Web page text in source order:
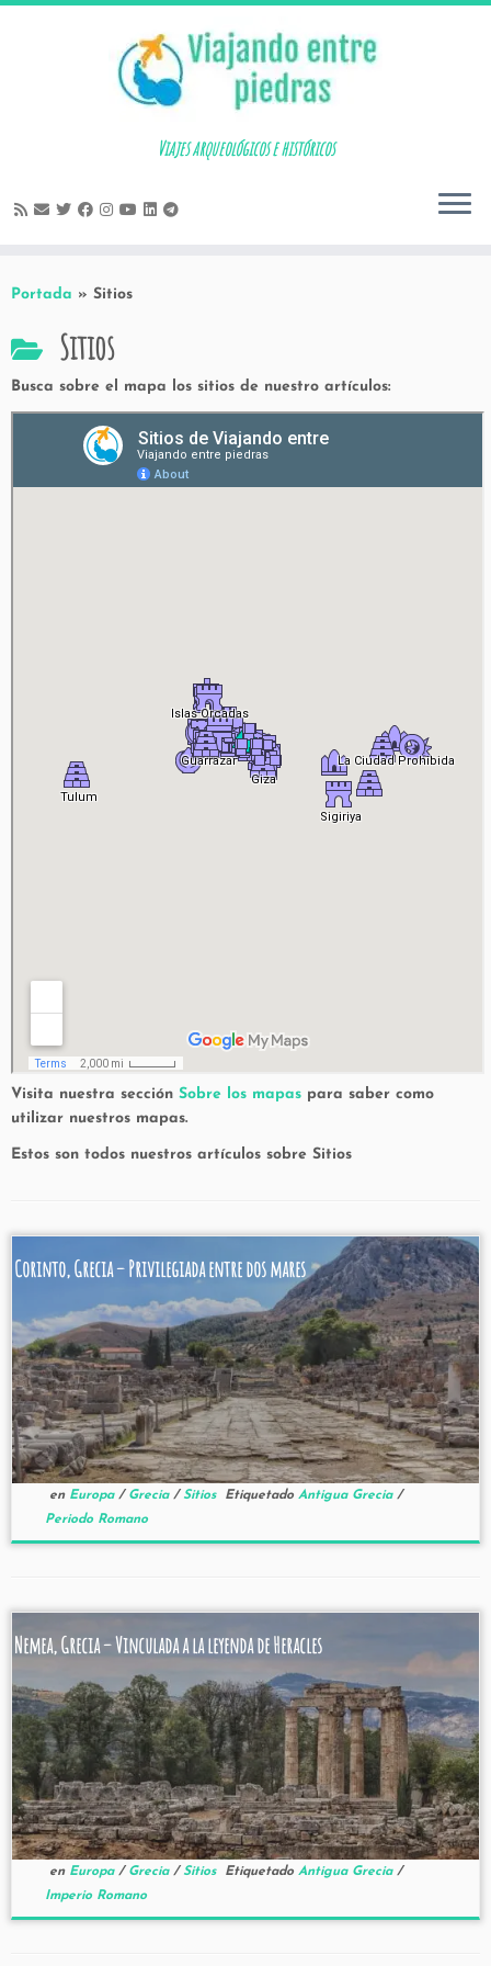
Skip
Viajes arqueológicos e históricos
Portada » Sitios
Sitios
Busca sobre el mapa los sitios de nuestro artículos:
Visita nuestra sección Sobre los mapas para saber como
utilizar nuestros mapas.
Estos son todos nuestros artículos sobre Sitios
Corinto, Grecia – Privilegiada entre dos mares
en Europa / Grecia / Sitios Etiquetado Antigua Grecia /
Periodo Romano
Nemea, Grecia – Vinculada a la leyenda de Heracles
en Europa / Grecia / Sitios Etiquetado Antigua Grecia /
Imperio Romano